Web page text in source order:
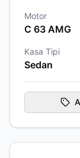
Motor
C 63 AMG
Kasa Tipi
Sedan